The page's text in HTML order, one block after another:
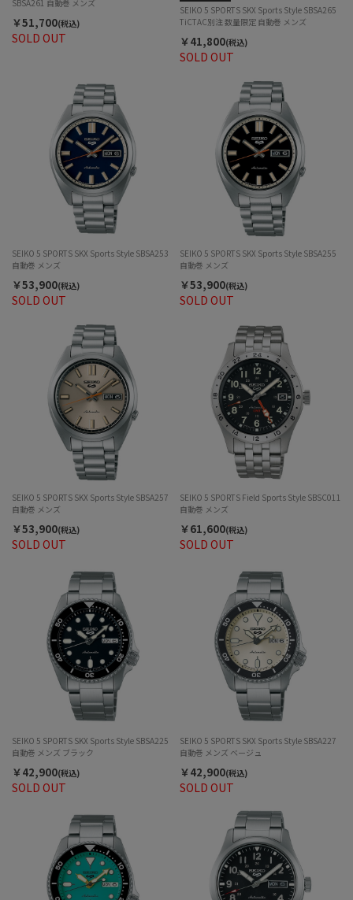
SOLD OUT
SBSA261 自動巻 メンズ
￥51,700(税込)
SOLD OUT
SEIKO 5 SPORTS SKX Sports Style SBSA265
TiCTAC別注 数量限定 自動巻 メンズ
￥41,800(税込)
SOLD OUT
SEIKO 5 SPORTS SKX Sports Style SBSA253
自動巻 メンズ
￥53,900(税込)
SOLD OUT
SEIKO 5 SPORTS SKX Sports Style SBSA255
自動巻 メンズ
￥53,900(税込)
SOLD OUT
SEIKO 5 SPORTS SKX Sports Style SBSA257
自動巻 メンズ
￥53,900(税込)
SOLD OUT
SEIKO 5 SPORTS Field Sports Style SBSC011
自動巻 メンズ
￥61,600(税込)
SOLD OUT
SEIKO 5 SPORTS SKX Sports Style SBSA225
自動巻 メンズ ブラック
￥42,900(税込)
SOLD OUT
SEIKO 5 SPORTS SKX Sports Style SBSA227
自動巻 メンズ ベージュ
￥42,900(税込)